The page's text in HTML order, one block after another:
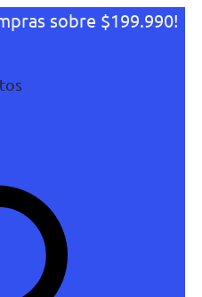
sobre $199.990!